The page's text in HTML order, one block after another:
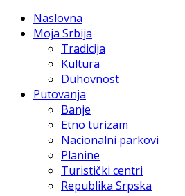
Naslovna
Moja Srbija
Tradicija
Kultura
Duhovnost
Putovanja
Banje
Etno turizam
Nacionalni parkovi
Planine
Turistički centri
Republika Srpska